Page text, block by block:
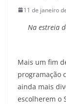
11 de janeiro
Na estreia
Mais um fim
programação
ainda mais
escolherem o